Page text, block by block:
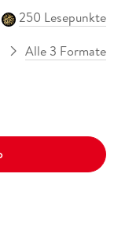
250 Lesepunkte
Alle 3 Formate